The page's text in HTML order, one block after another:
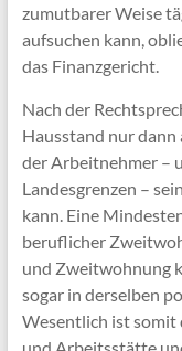
zumutbarer Weise
aufsuchen kann,
das Finanzgericht.
Nach der
Hausstand nur dann
der Arbeitnehmer –
Landesgrenzen –
kann. Eine
beruflicher
und Zweitwohnung
sogar in derselben
Wesentlich ist somit